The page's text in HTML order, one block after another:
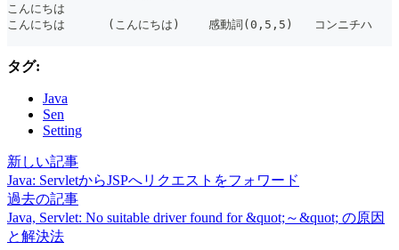
こんにちは
こんにちは      (こんにちは)    感動詞(0,5,5)   コンニチハ
タグ:
Java
Sen
Setting
新しい記事
Java: ServletからJSPへリクエストをフォワード
過去の記事
Java, Servlet: No suitable driver found for &quot;～&quot; の原因
と解決法